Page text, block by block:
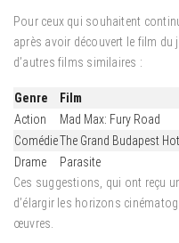
Pour ceux qui souhaitent
après avoir découvert le film
d’autres films similaires :
Genre Film
Action
Mad Max: Fury Road
ComédieThe Grand Budapest
Drame
Parasite
Ces suggestions, qui ont reçu
d’élargir les horizons
œuvres.